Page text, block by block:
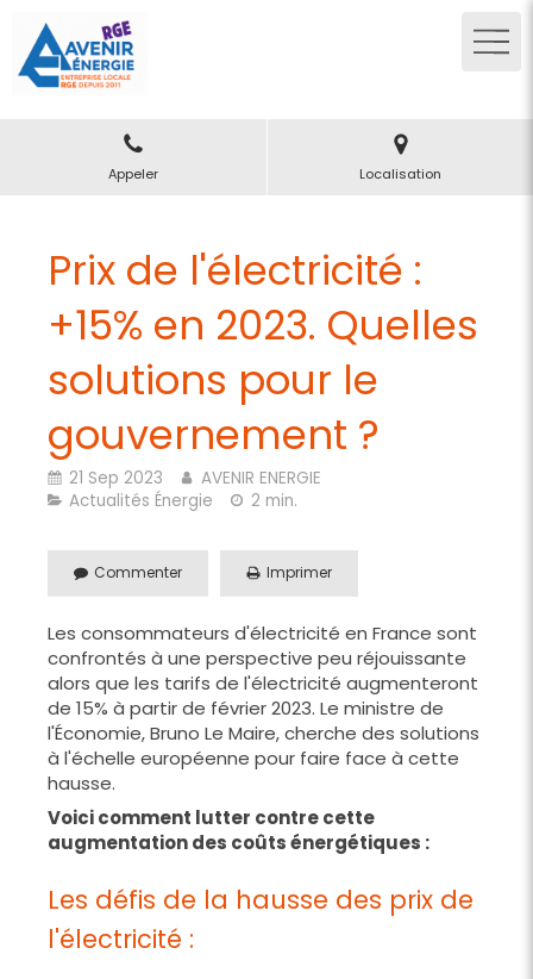
Appeler Localisation
Prix de l'électricité :
+15% en 2023. Quelles
solutions pour le
gouvernement ?
21 Sep 2023
AVENIR ENERGIE
Actualités Énergie
2 min.
Commenter Imprimer
Les consommateurs d'électricité en France sont
confrontés à une perspective peu réjouissante
alors que les tarifs de l'électricité augmenteront
de 15% à partir de février 2023. Le ministre de
l'Économie, Bruno Le Maire, cherche des solutions
à l'échelle européenne pour faire face à cette
hausse.
Voici comment lutter contre cette
augmentation des coûts énergétiques :
Les défis de la hausse des prix de
l'électricité :